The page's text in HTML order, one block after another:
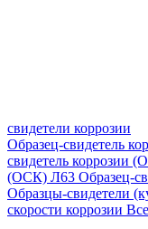
свидетели коррозии
Образец-свидетель
свидетель коррозии
(ОСК) Л63 Образец-
Образцы-свидетели
скорости коррозии